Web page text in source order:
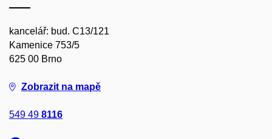
kancelář: bud. C13/121
Kamenice 753/5
625 00 Brno
Zobrazit na mapě
549 49 8116